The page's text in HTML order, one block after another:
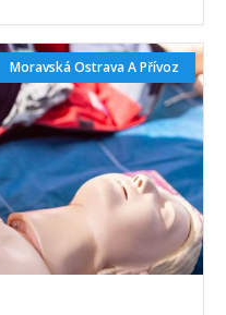
Moravská Ostrava A Přívoz